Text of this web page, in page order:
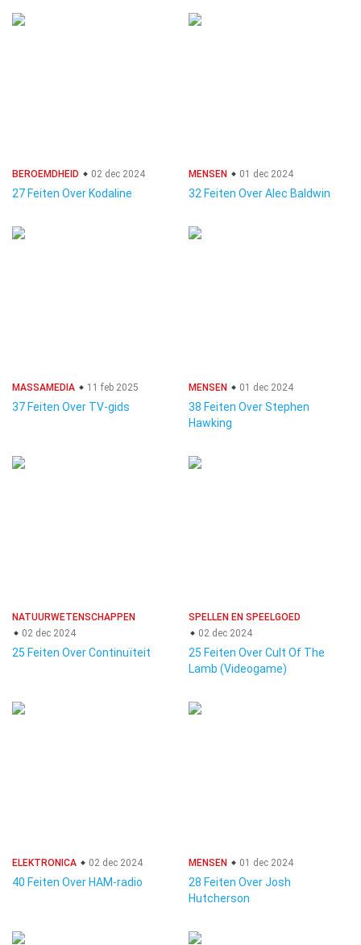
BEROEMDHEID 02 dec 2024
27 Feiten Over Kodaline
MENSEN 01 dec 2024
32 Feiten Over Alec Baldwin
MASSAMEDIA 11 feb 2025
37 Feiten Over TV-gids
MENSEN 01 dec 2024
38 Feiten Over Stephen
Hawking
NATUURWETENSCHAPPEN
02 dec 2024
25 Feiten Over Continuïteit
SPELLEN EN SPEELGOED
02 dec 2024
25 Feiten Over Cult Of The
Lamb (Videogame)
ELEKTRONICA 02 dec 2024
40 Feiten Over HAM-radio
MENSEN 01 dec 2024
28 Feiten Over Josh
Hutcherson